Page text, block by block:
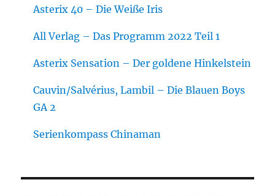
Asterix 40 – Die Weiße Iris
All Verlag – Das Programm 2022 Teil 1
Asterix Sensation – Der goldene Hinkelstein
Cauvin/Salvérius, Lambil – Die Blauen Boys
GA 2
Serienkompass Chinaman